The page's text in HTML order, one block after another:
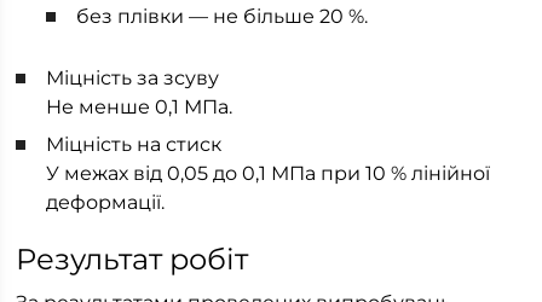
без плівки — не більше 20 %.
Міцність за зсуву
Не менше 0,1 МПа.
Міцність на стиск
У межах від 0,05 до 0,1 МПа при 10 % лінійної
деформації.
Результат робіт